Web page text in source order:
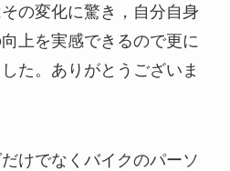
の変化に驚き，自分自身
上を実感できるので更に
た。ありがとうございま
けでなくバイクのパーソ